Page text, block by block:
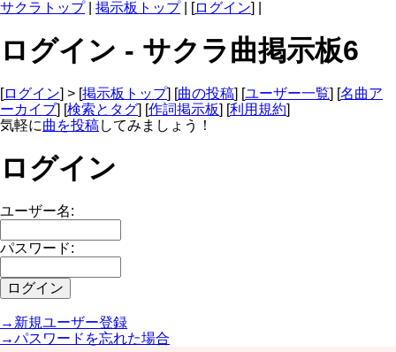
サクラトップ| 掲示板トップ| [ログイン] |
ログイン - サクラ曲掲示板6
[ログイン] > [掲示板トップ] [曲の投稿] [ユーザー一覧] [名曲ア
ーカイブ] [検索とタグ] [作詞掲示板] [利用規約]
気軽に曲を投稿してみましょう！
ログイン
ユーザー名:
パスワード:
→新規ユーザー登録
→パスワードを忘れた場合